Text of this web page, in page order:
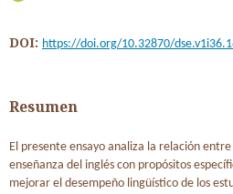
DOI: https://doi.org/10.32870/
Resumen
El presente ensayo analiza la relación
enseñanza del inglés con propósitos
mejorar el desempeño lingüístico de los